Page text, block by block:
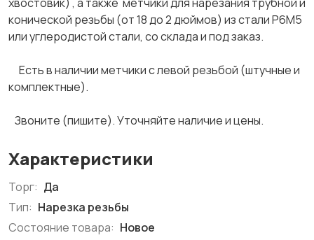
конической резьбы (от 18 до 2 дюймов) из стали Р6М5
или углеродистой стали, со склада и под заказ.
Есть в наличии метчики с левой резьбой (штучные и
комплектные).
Звоните (пишите). Уточняйте наличие и цены.
Характеристики
Торг: Да
Тип: Нарезка резьбы
Состояние товара: Новое